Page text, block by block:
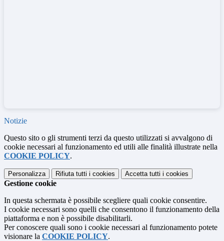
Notizie
Questo sito o gli strumenti terzi da questo utilizzati si avvalgono di
cookie necessari al funzionamento ed utili alle finalità illustrate nella
COOKIE POLICY.
Personalizza Rifiuta tutti i cookies Accetta tutti i cookies
Gestione cookie
In questa schermata è possibile scegliere quali cookie consentire.
I cookie necessari sono quelli che consentono il funzionamento della
piattaforma e non è possibile disabilitarli.
Per conoscere quali sono i cookie necessari al funzionamento potete
visionare la COOKIE POLICY.